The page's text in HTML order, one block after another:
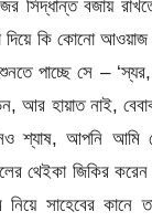
সিদ্ধান্ত বজায়
দিয়ে কি কোনো
শুনতে পাচ্ছে সে –
আর হায়াত নাই,
শ্যাষ, আপনি
থেইকা জিকির
নিয়ে সাহেবের